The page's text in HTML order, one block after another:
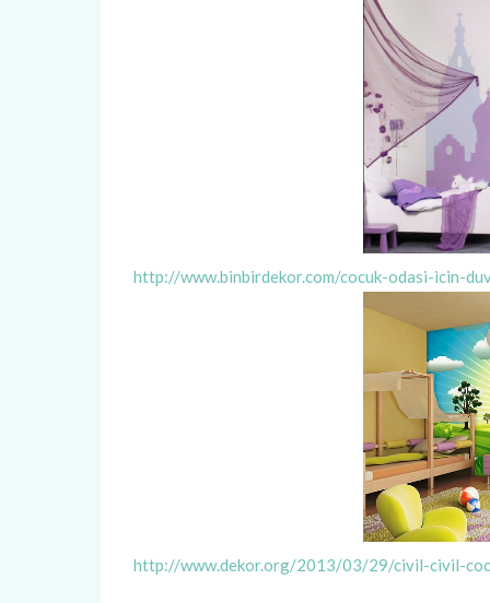
http://www.binbirdekor.com/cocuk-odasi-icin-
http://www.dekor.org/2013/03/29/civil-civil-